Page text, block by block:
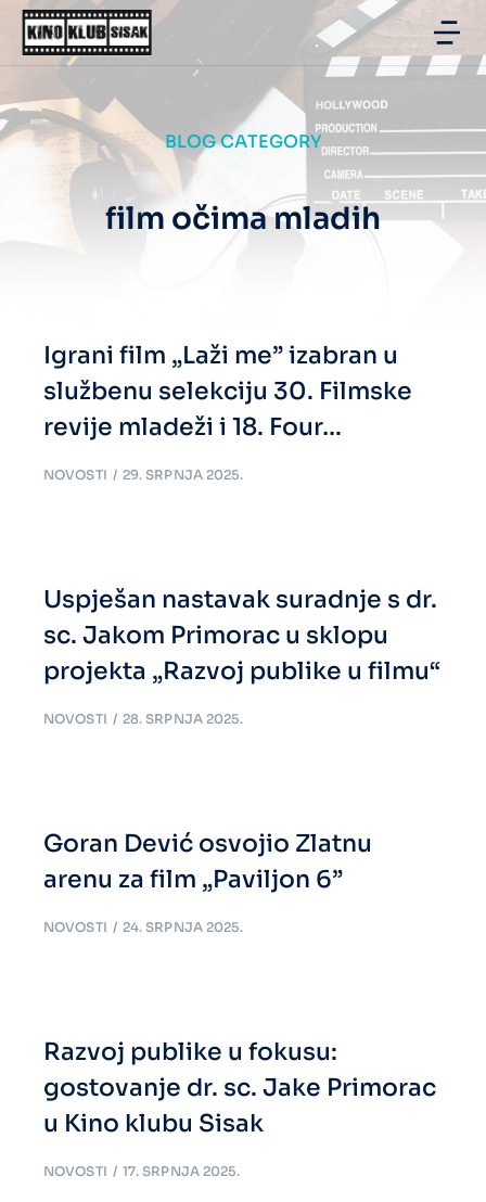
BLOG CATEGORY
film očima mladih
Igrani film „Laži me” izabran u
službenu selekciju 30. Filmske
revije mladeži i 18. Four…
NOVOSTI 29. SRPNJA 2025.
Uspješan nastavak suradnje s dr.
sc. Jakom Primorac u sklopu
projekta „Razvoj publike u filmu“
NOVOSTI 28. SRPNJA 2025.
Goran Dević osvojio Zlatnu
arenu za film „Paviljon 6”
NOVOSTI 24. SRPNJA 2025.
Razvoj publike u fokusu:
gostovanje dr. sc. Jake Primorac
u Kino klubu Sisak
NOVOSTI 17. SRPNJA 2025.